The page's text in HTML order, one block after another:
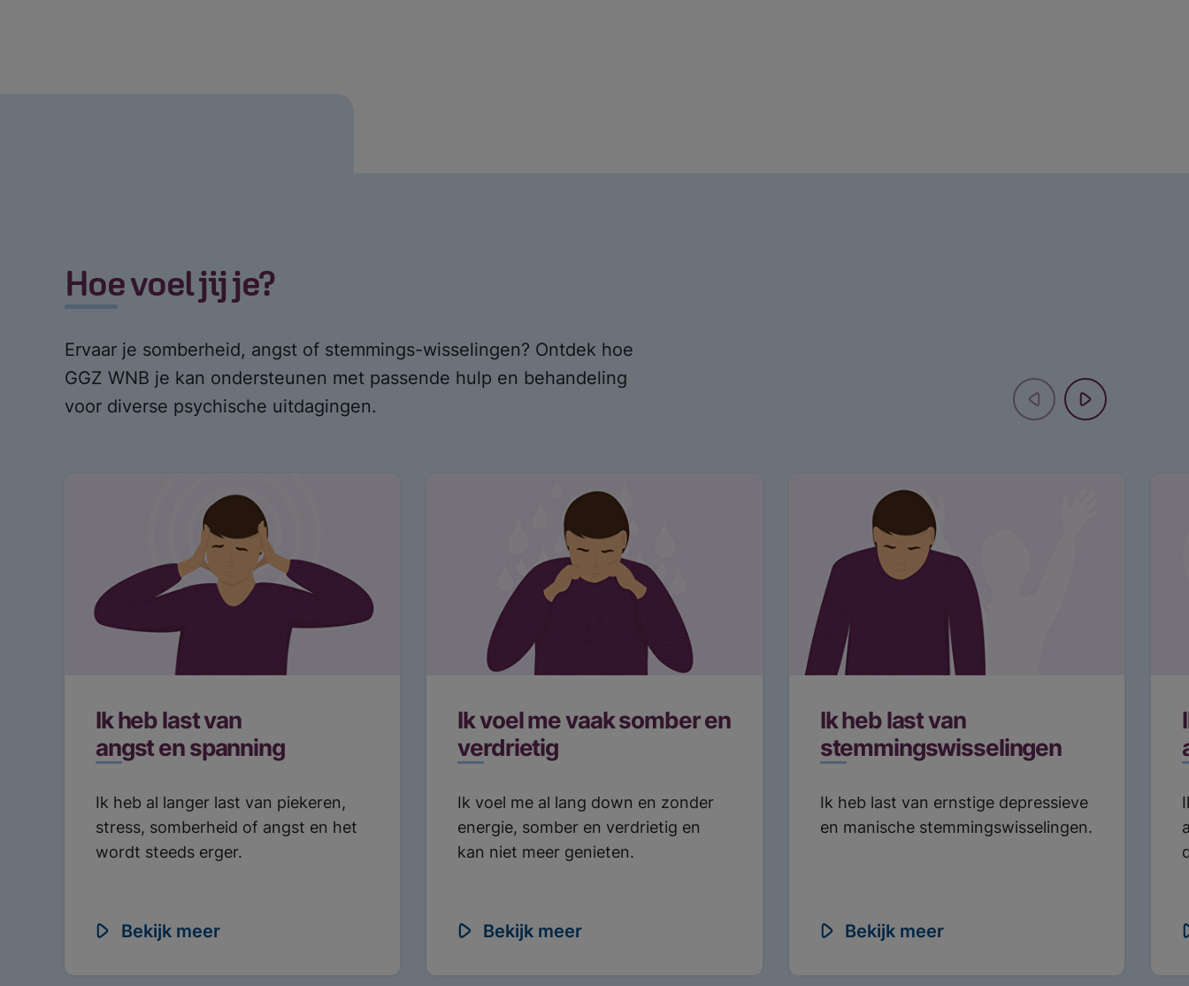
Meest gezocht: Ik zoek hulp
Hoe voel jij je?
Ervaar je somberheid, angst of stemmings-wisselingen? Ontdek hoe
GGZ WNB je kan ondersteunen met passende hulp en behandeling
voor diverse psychische uitdagingen.
Ik heb last van
angst en spanning
Ik heb al langer last van piekeren,
stress, somberheid of angst en het
wordt steeds erger.
Bekijk meer
Ik voel me vaak somber en
verdrietig
Ik voel me al lang down en zonder
energie, somber en verdrietig en
kan niet meer genieten.
Bekijk meer
Ik heb last van
stemmingswisselingen
Ik heb last van ernstige depressieve
en manische stemmingswisselingen.
Bekijk meer